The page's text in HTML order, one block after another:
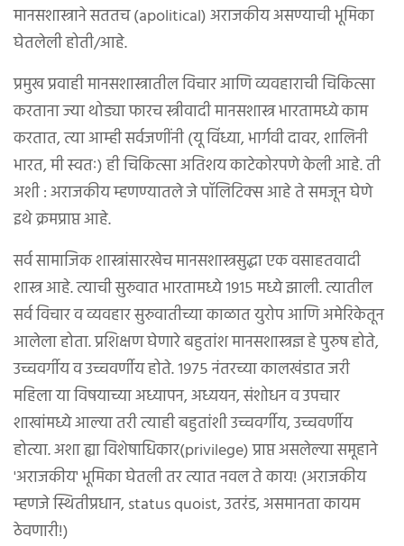
मानसशास्त्राने सततच (apolitical) अराजकीय असण्याची भूमिका
घेतलेली होती/आहे.
प्रमुख प्रवाही मानसशास्त्रातील विचार आणि व्यवहाराची चिकित्सा
करताना ज्या थोड्या फारच स्त्रीवादी मानसशास्त्र भारतामध्ये काम
करतात, त्या आम्ही सर्वजणींनी (यू विंध्या, भार्गवी दावर, शालिनी
भारत, मी स्वतः) ही चिकित्सा अतिशय काटेकोरपणे केली आहे. ती
अशी : अराजकीय म्हणण्यातले जे पॉलिटिक्स आहे ते समजून घेणे
इथे क्रमप्राप्त आहे.
सर्व सामाजिक शास्त्रांसारखेच मानसशास्त्रसुद्धा एक वसाहतवादी
शास्त्र आहे. त्याची सुरुवात भारतामध्ये १९१५ मध्ये झाली. त्यातील
सर्व विचार व व्यवहार सुरुवातीच्या काळात युरोप आणि अमेरिकेतून
आलेला होता. प्रशिक्षण घेणारे बहुतांश मानसशास्त्रज्ञ हे पुरुष होते,
उच्चवर्गीय व उच्चवर्णीय होते. १९७५ नंतरच्या कालखंडात जरी
महिला या विषयाच्या अध्यापन, अध्ययन, संशोधन व उपचार
शाखांमध्ये आल्या तरी त्याही बहुतांशी उच्चवर्गीय, उच्चवर्णीय
होत्या. अशा ह्या विशेषाधिकार(privilege) प्राप्त असलेल्या समूहाने
'अराजकीय' भूमिका घेतली तर त्यात नवल ते काय! (अराजकीय
म्हणजे स्थितीप्रधान, status quoist, उतरंड, असमानता कायम
ठेवणारी!)